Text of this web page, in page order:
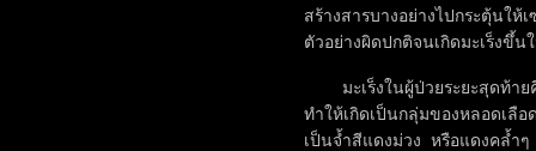
สร้างสารบางอย่างไปกระตุ้นให้
ตัวอย่างผิดปกติจนเกิดมะเร็งขึ้น
มะเร็งในผู้ป่วยระยะสุดท้าย
ทำให้เกิดเป็นกลุ่มของหลอดเลื
เป็นจ้ำสีแดงม่วง หรือแดงคล้ำ